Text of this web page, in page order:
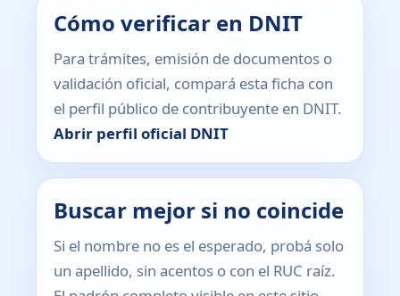
Cómo verificar en DNIT
Para trámites, emisión de documentos o
validación oficial, compará esta ficha con
el perfil público de contribuyente en DNIT.
Abrir perfil oficial DNIT
Buscar mejor si no coincide
Si el nombre no es el esperado, probá solo
un apellido, sin acentos o con el RUC raíz.